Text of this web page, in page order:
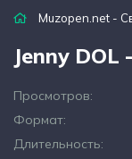
Muzopen.net -
Jenny
Просмотров:
Формат:
Длительность: